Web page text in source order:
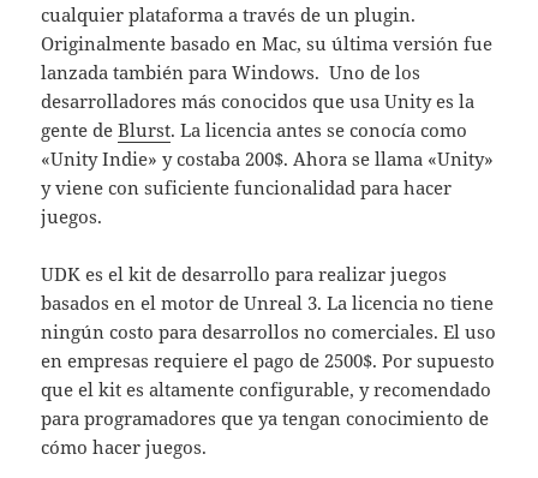
cualquier plataforma a través de un plugin.
Originalmente basado en Mac, su última versión fue
lanzada también para Windows. Uno de los
desarrolladores más conocidos que usa Unity es la
gente deBlurst. La licencia antes se conocía como
«Unity Indie» y costaba 200$. Ahora se llama «Unity»
y viene con suficiente funcionalidad para hacer
juegos.
UDK es el kit de desarrollo para realizar juegos
basados en el motor de Unreal 3. La licencia no tiene
ningún costo para desarrollos no comerciales. El uso
en empresas requiere el pago de 2500$. Por supuesto
que el kit es altamente configurable, y recomendado
para programadores que ya tengan conocimiento de
cómo hacer juegos.